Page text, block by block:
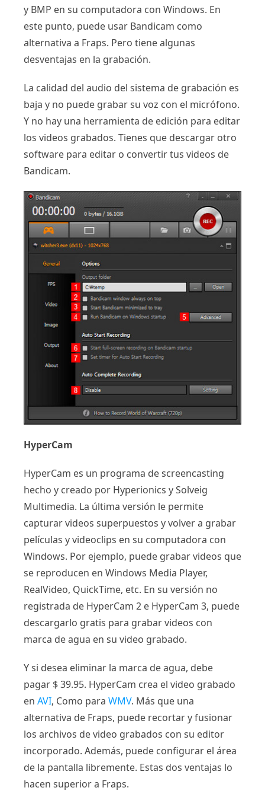
y BMP en su computadora con Windows. En
este punto, puede usar Bandicam como
alternativa a Fraps. Pero tiene algunas
desventajas en la grabación.
La calidad del audio del sistema de grabación es
baja y no puede grabar su voz con el micrófono.
Y no hay una herramienta de edición para editar
los videos grabados. Tienes que descargar otro
software para editar o convertir tus videos de
Bandicam.
HyperCam
HyperCam es un programa de screencasting
hecho y creado por Hyperionics y Solveig
Multimedia. La última versión le permite
capturar videos superpuestos y volver a grabar
películas y videoclips en su computadora con
Windows. Por ejemplo, puede grabar videos que
se reproducen en Windows Media Player,
RealVideo, QuickTime, etc. En su versión no
registrada de HyperCam 2 e HyperCam 3, puede
descargarlo gratis para grabar videos con
marca de agua en su video grabado.
Y si desea eliminar la marca de agua, debe
pagar $ 39.95. HyperCam crea el video grabado
en AVI, Como para WMV. Más que una
alternativa de Fraps, puede recortar y fusionar
los archivos de video grabados con su editor
incorporado. Además, puede configurar el área
de la pantalla libremente. Estas dos ventajas lo
hacen superior a Fraps.